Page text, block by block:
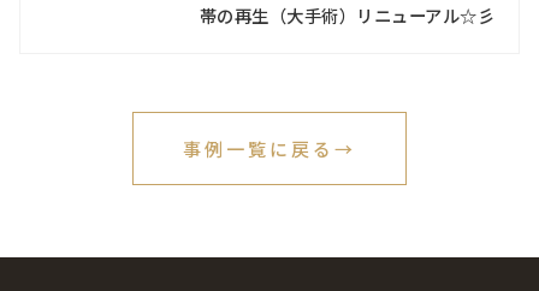
帯の再生（大手術）リニューアル☆彡
事例一覧に戻る →